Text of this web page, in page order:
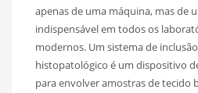
apenas de uma máquina, mas de
indispensável em todos os
modernos. Um sistema de
histopatológico é um dispositivo
para envolver amostras de tecido